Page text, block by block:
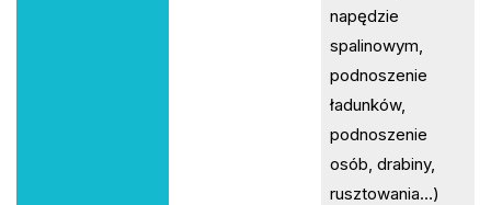
napędzie
spalinowym,
podnoszenie
ładunków,
podnoszenie
osób, drabiny,
rusztowania…)